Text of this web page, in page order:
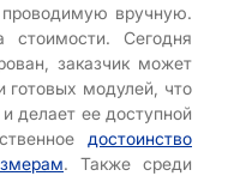
вручную.
стоимости. Сегодня
заказчик может
готовых модулей, что
делает ее доступной
достоинство
. Также среди